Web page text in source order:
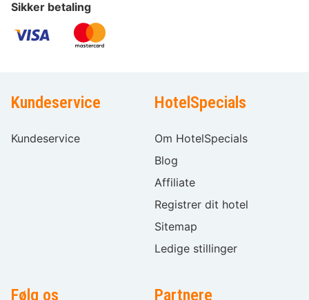
Sikker betaling
Kundeservice
Kundeservice
HotelSpecials
Om HotelSpecials
Blog
Affiliate
Registrer dit hotel
Sitemap
Ledige stillinger
Følg os Partnere